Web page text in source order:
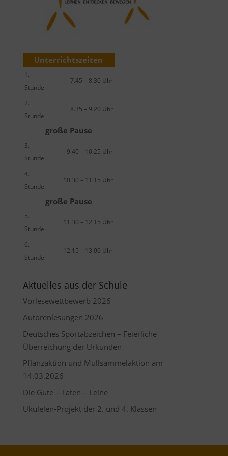
Unterrichtszeiten
1.
Stunde
7.45 – 8.30 Uhr
2.
Stunde
8.35 – 9.20 Uhr
große Pause
3.
Stunde
9.40 – 10.25 Uhr
4.
Stunde
10.30 – 11.15 Uhr
große Pause
5.
Stunde
11.30 – 12.15 Uhr
6.
Stunde
12.15 – 13.00 Uhr
Aktuelles aus der Schule
Vorlesewettbewerb 2026
Autorenlesungen 2026
Deutsches Sportabzeichen – Feierliche
Überreichung der Urkunden
Pflanzaktion und Müllsammelaktion am
14.03.2026
Die Gute – Taten – Leine
Ukulelen-Projekt der 2. und 4. Klassen